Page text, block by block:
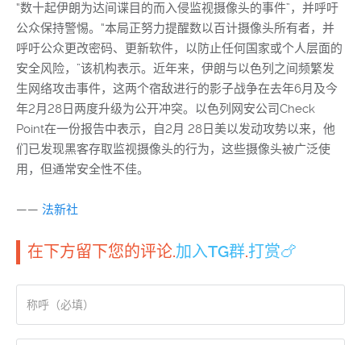
“数十起伊朗为达间谍目的而入侵监视摄像头的事件”，并呼吁
公众保持警惕。“本局正努力提醒数以百计摄像头所有者，并
呼吁公众更改密码、更新软件，以防止任何国家或个人层面的
安全风险，”该机构表示。近年来，伊朗与以色列之间频繁发
生网络攻击事件，这两个宿敌进行的影子战争在去年6月及今
年2月28日两度升级为公开冲突。以色列网安公司Check
Point在一份报告中表示，自2月 28日美以发动攻势以来，他
们已发现黑客存取监视摄像头的行为，这些摄像头被广泛使
用，但通常安全性不佳。
—— 法新社
在下方留下您的评论.加入TG群.打赏🍗